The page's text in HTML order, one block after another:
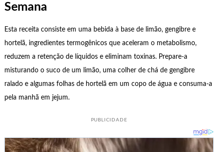
Semana
Esta receita consiste em uma bebida à base de limão, gengibre e
hortelã, ingredientes termogênicos que aceleram o metabolismo,
reduzem a retenção de líquidos e eliminam toxinas. Prepare-a
misturando o suco de um limão, uma colher de chá de gengibre
ralado e algumas folhas de hortelã em um copo de água e consuma-a
pela manhã em jejum.
PUBLICIDADE